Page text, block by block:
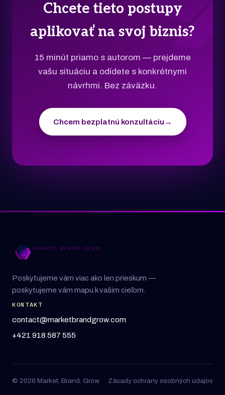
Chcete tieto postupy
aplikovať na svoj biznis?
15 minút priamo s autorom — prejdeme
vašu situáciu a odídete s konkrétnymi
návrhmi. Bez záväzku.
Chcem bezplatnú konzultáciu →
Poskytujeme vám viac ako len prieskum —
poskytujeme vám mapu k vašim cieľom.
KONTAKT
contact@marketbrandgrow.com
+421 918 587 555
© 2026 Market. Brand. Grow. Zásady ochrany osobných údajov